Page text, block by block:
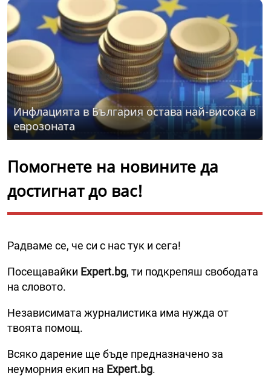
Инфлацията в България остава най-висока в
еврозоната
Помогнете на новините да
достигнат до вас!
Радваме се, че си с нас тук и сега!
Посещавайки Expert.bg, ти подкрепяш свободата
на словото.
Независимата журналистика има нужда от
твоята помощ.
Всяко дарение ще бъде предназначено за
неуморния екип на Expert.bg.